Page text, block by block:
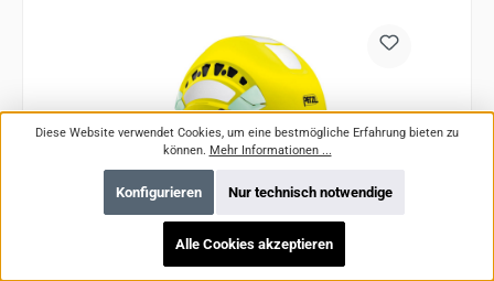
Diese Website verwendet Cookies, um eine bestmögliche Erfahrung bieten zu
können. Mehr Informationen ...
Nur technisch notwendige
Konfigurieren
Alle Cookies akzeptieren